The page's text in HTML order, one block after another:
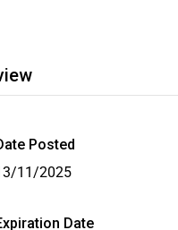
Posted
11/2025
Date